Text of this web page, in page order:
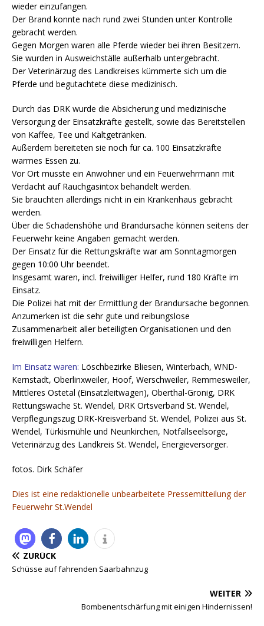
wieder einzufangen.
Der Brand konnte nach rund zwei Stunden unter Kontrolle
gebracht werden.
Gegen Morgen waren alle Pferde wieder bei ihren Besitzern.
Sie wurden in Ausweichställe außerhalb untergebracht.
Der Veterinärzug des Landkreises kümmerte sich um die
Pferde und begutachtete diese medizinisch.
Durch das DRK wurde die Absicherung und medizinische
Versorgung der Einsatzkräfte gestellt, sowie das Bereitstellen
von Kaffee, Tee und Kaltgetränken.
Außerdem bereiteten sie noch für ca. 100 Einsatzkräfte
warmes Essen zu.
Vor Ort musste ein Anwohner und ein Feuerwehrmann mit
Verdacht auf Rauchgasintox behandelt werden.
Sie brauchten allerdings nicht in ein Krankenhaus gebracht
werden.
Über die Schadenshöhe und Brandursache können seitens der
Feuerwehr keine Angaben gemacht werden.
Der Einsatz für die Rettungskräfte war am Sonntagmorgen
gegen 10:00 Uhr beendet.
Insgesamt waren, incl. freiwilliger Helfer, rund 180 Kräfte im
Einsatz.
Die Polizei hat mit der Ermittlung der Brandursache begonnen.
Anzumerken ist die sehr gute und reibungslose
Zusammenarbeit aller beteiligten Organisationen und den
freiwilligen Helfern.
Im Einsatz waren: Löschbezirke Bliesen, Winterbach, WND-
Kernstadt, Oberlinxweiler, Hoof, Werschweiler, Remmesweiler,
Mittleres Ostetal (Einsatzleitwagen), Oberthal-Gronig, DRK
Rettungswache St. Wendel, DRK Ortsverband St. Wendel,
Verpflegungszug DRK-Kreisverband St. Wendel, Polizei aus St.
Wendel, Türkismühle und Neunkirchen, Notfallseelsorge,
Veterinärzug des Landkreis St. Wendel, Energieversorger.
fotos. Dirk Schäfer
Dies ist eine redaktionelle unbearbeitete Pressemitteilung der
Feuerwehr St.Wendel
ZURÜCK
Schüsse auf fahrenden Saarbahnzug
WEITER
Bombenentschärfung mit einigen Hindernissen!